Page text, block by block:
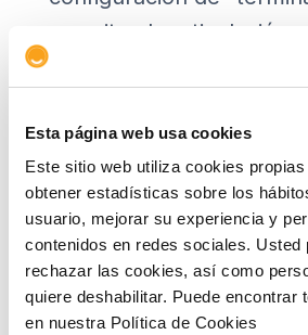
Esta página web usa cookies
Este sitio web utiliza cookies
obtener estadísticas sobre los
usuario, mejorar su experiencia y
contenidos en redes sociales. Usted
rechazar las cookies, así como
quiere deshabilitar. Puede encontrar
en nuestra Política de Cookies
permitan la articulación
diferentes modos de
envío”. “El objetivo es
agilidad y eficacia para
de mercancías o
En este sentido, habla
Mobility-as-a-Service